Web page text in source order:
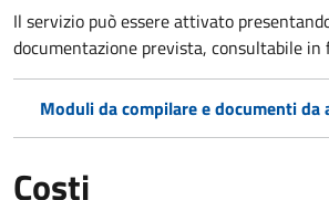
Il servizio può essere attivato
documentazione prevista, consultabile in
Moduli da compilare e documenti da
Costi